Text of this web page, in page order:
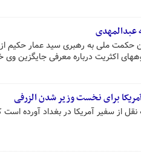
عبدالمهدی
حکمت ملی به رهبری سید عمار حکیم
اکثریت درباره معرفی جایگزین وی
برای نخست وزیر شدن الزرفی
نقل از سفیر آمریکا در بغداد آورده